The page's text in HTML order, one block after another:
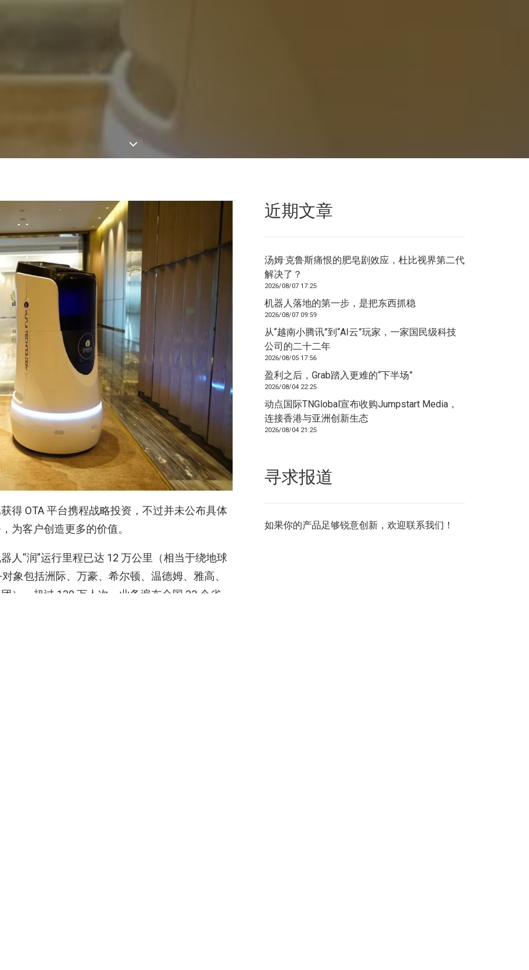
得 OTA 平台携程战略投资，不过并未公布具体
为客户创造更多的价值。
人“润”运行里程已达 12 万公里（相当于绕地球
象包括洲际、万豪、希尔顿、温德姆、雅高、
），超过 130 万人次。业务遍布全国 33 个省、
近期文章
汤姆·克鲁斯痛恨的肥皂剧效应，杜比视界第二代
解决了？
2026/08/07 17:25
机器人落地的第一步，是把东西抓稳
2026/08/07 09:59
从“越南小腾讯”到“AI云”玩家，一家国民级科技
公司的二十二年
2026/08/05 17:56
盈利之后，Grab踏入更难的“下半场”
2026/08/04 22:25
动点国际TNGlobal宣布收购Jumpstart Media，
连接香港与亚洲创新生态
2026/08/04 21:25
寻求报道
如果你的产品足够锐意创新，欢迎联系我们 ！